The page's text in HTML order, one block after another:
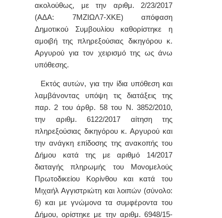
ακολούθως, με την αριθμ. 2/23/2017
(ΑΔΑ: 7ΜΖΙΩΛ7-ΧΚΕ) απόφαση
Δημοτικού Συμβουλίου καθορίστηκε η
αμοιβή της πληρεξούσιας δικηγόρου κ.
Αργυρού για τον χειρισμό της ως άνω
υπόθεσης.
Εκτός αυτών, για την ίδια υπόθεση και
λαμβάνοντας υπόψη τις διατάξεις της
παρ. 2 του άρθρ. 58 του Ν. 3852/2010,
την αριθμ. 6122/2017 αίτηση της
πληρεξούσιας δικηγόρου κ. Αργυρού και
την ανάγκη επίδοσης της ανακοπής του
Δήμου κατά της με αριθμό 14/2017
διαταγής πληρωμής του Μονομελούς
Πρωτοδικείου Κορίνθου και κατά του
Μιχαήλ Αγγιστριώτη και λοιπών (σύνολο:
6) και με γνώμονα τα συμφέροντα του
Δήμου, ορίστηκε με την αριθμ. 6948/15-